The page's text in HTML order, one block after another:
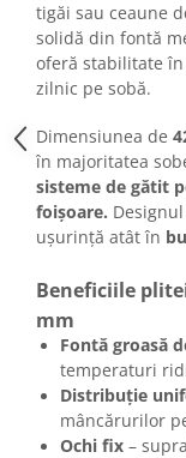
tigăi sau ceaune
solidă din fontă
oferă stabilitate
zilnic pe sobă.
Dimensiunea de
în majoritatea
sisteme de gătit
foișoare.
ușurință atât în
Beneficiile
mm
Fontă groasă
temperaturi
Distribuție
mâncărurilor
Ochi fix –